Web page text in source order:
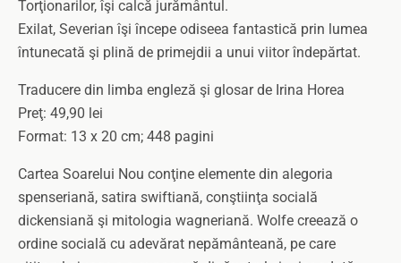
Torţionarilor, îşi calcă jurământul.
Exilat, Severian îşi începe odiseea fantastică prin lumea
întunecată şi plină de primejdii a unui viitor îndepărtat.
Traducere din limba engleză şi glosar de Irina Horea
Preţ: 49,90 lei
Format: 13 x 20 cm; 448 pagini
Cartea Soarelui Nou conţine elemente din alegoria
spenseriană, satira swiftiană, conştiinţa socială
dickensiană şi mitologia wagneriană. Wolfe creează o
ordine socială cu adevărat nepământeană, pe care